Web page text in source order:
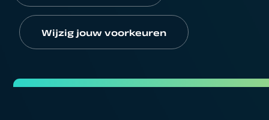
Wijzig jouw voorkeuren